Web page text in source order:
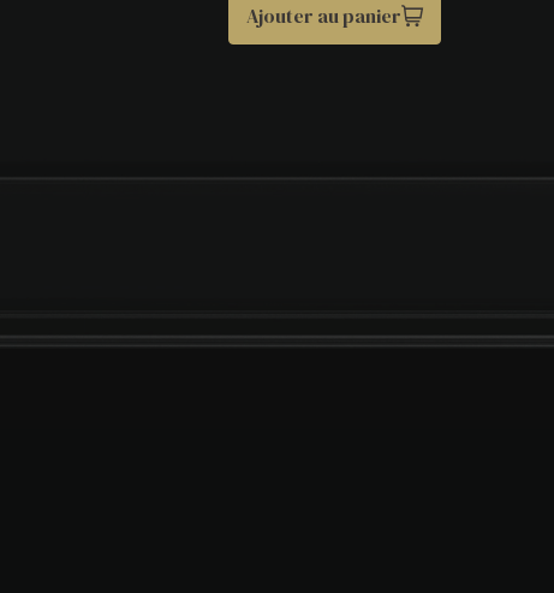
Ajouter au panier